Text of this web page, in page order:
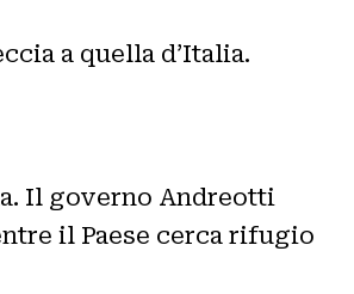
a quella d’Italia.
Il governo Andreotti
il Paese cerca rifugio